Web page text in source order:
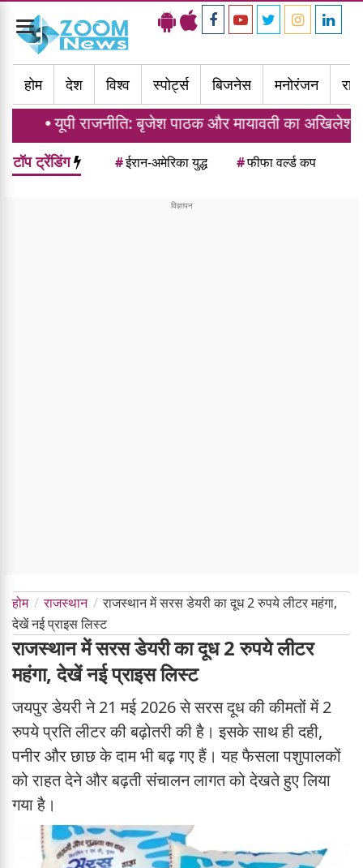
Toggle
navigation
होम
देश विश्व स्पोर्ट्स बिजनेस मनोरंजन
बृजेश पाठक और मायावती का अखिलेश यादव पर बड़ा
टॉप ट्रेंडिंग #ईरान-अमेरिका युद्ध #फीफा वर्ल्ड कप
होम राजस्थान
राजस्थान में सरस डेयरी का दूध 2 रुपये लीटर महंगा,
देखें नई प्राइस लिस्ट
राजस्थान में सरस डेयरी का दूध 2 रुपये लीटर
महंगा, देखें नई प्राइस लिस्ट
जयपुर डेयरी ने 21 मई 2026 से सरस दूध की कीमतों में 2
रुपये प्रति लीटर की बढ़ोतरी की है। इसके साथ ही दही,
पनीर और छाछ के दाम भी बढ़ गए हैं। यह फैसला पशुपालकों
को राहत देने और बढ़ती संचालन लागत को देखते हुए लिया
गया है।